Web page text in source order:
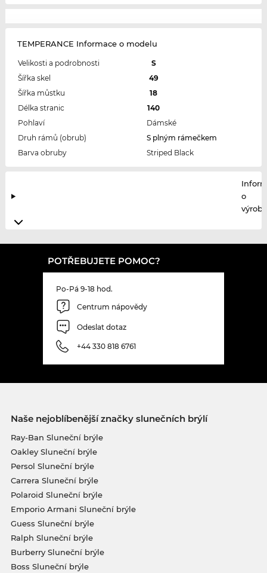
TEMPERANCE Informace o modelu
Velikosti a podrobnosti
S
Šířka skel
49
Šířka můstku
18
Délka stranic
140
Pohlaví
Dámské
Druh rámů (obrub)
S plným rámečkem
Barva obruby
Striped Black
o
POTŘEBUJETE POMOC?
Po-Pá 9-18 hod.
Centrum nápovědy
Odeslat dotaz
+44 330 818 6761
Naše nejoblíbenější značky slunečních brýlí
Ray-Ban Sluneční brýle
Oakley Sluneční brýle
Persol Sluneční brýle
Carrera Sluneční brýle
Polaroid Sluneční brýle
Emporio Armani Sluneční brýle
Guess Sluneční brýle
Ralph Sluneční brýle
Burberry Sluneční brýle
Boss Sluneční brýle